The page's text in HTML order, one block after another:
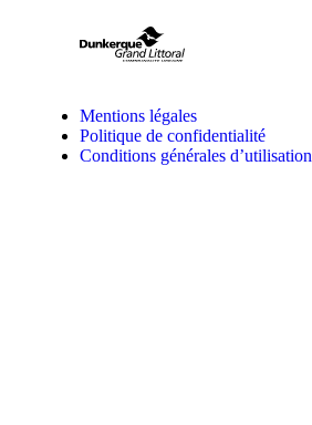
Mentions légales
Politique de confidentialité
Conditions générales d’utilisation